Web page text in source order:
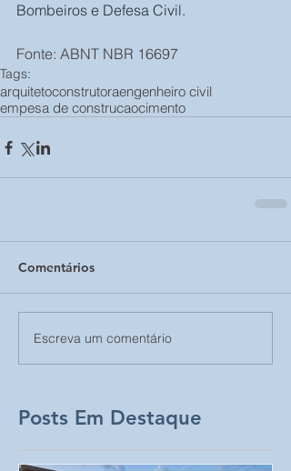
Bombeiros e Defesa Civil.
Fonte: ABNT NBR 16697
Tags:
arquitetoconstrutoraengenheiro civil
empesa de construcaocimento
Comentários
Escreva um comentário
Posts Em Destaque